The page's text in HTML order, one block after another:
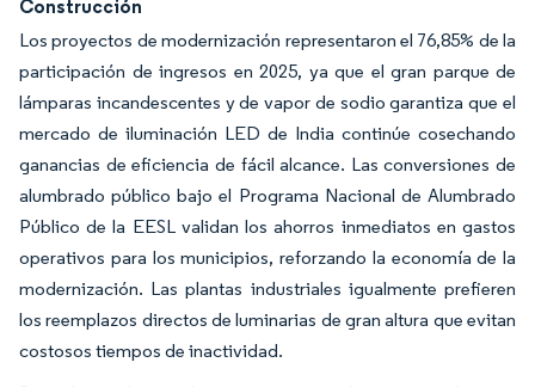
Construcción
Los proyectos de modernización representaron el 76,85% de la
participación de ingresos en 2025, ya que el gran parque de
lámparas incandescentes y de vapor de sodio garantiza que el
mercado de iluminación LED de India continúe cosechando
ganancias de eficiencia de fácil alcance. Las conversiones de
alumbrado público bajo el Programa Nacional de Alumbrado
Público de la EESL validan los ahorros inmediatos en gastos
operativos para los municipios, reforzando la economía de la
modernización. Las plantas industriales igualmente prefieren
los reemplazos directos de luminarias de gran altura que evitan
costosos tiempos de inactividad.